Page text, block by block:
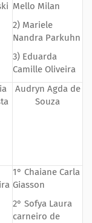
Mello Milan
2) Mariele
Nandra Parkuhn
3) Eduarda
Camille Oliveira
Audryn Agda de
Souza
1° Chaiane Carla
Giasson
2° Sofya Laura
carneiro de